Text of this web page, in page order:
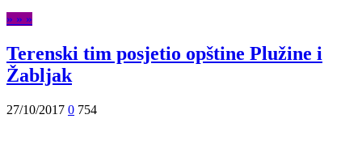
» » »
Terenski tim posjetio opštine Plužine i
Žabljak
27/10/2017 0 754